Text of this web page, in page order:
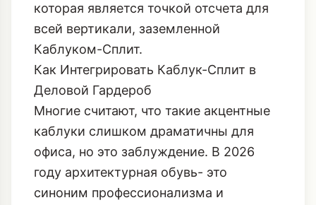
которая является точкой отсчета для
всей вертикали, заземленной
Каблуком-Сплит.
Как Интегрировать Каблук-Сплит в
Деловой Гардероб
Многие считают, что такие акцентные
каблуки слишком драматичны для
офиса, но это заблуждение. В 2026
году архитектурная обувь- это
синоним профессионализма и